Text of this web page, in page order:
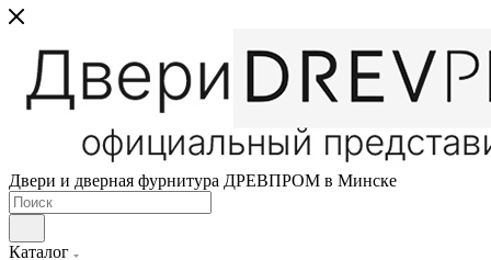
Двери и дверная фурнитура ДРЕВПРОМ в Минске
Каталог